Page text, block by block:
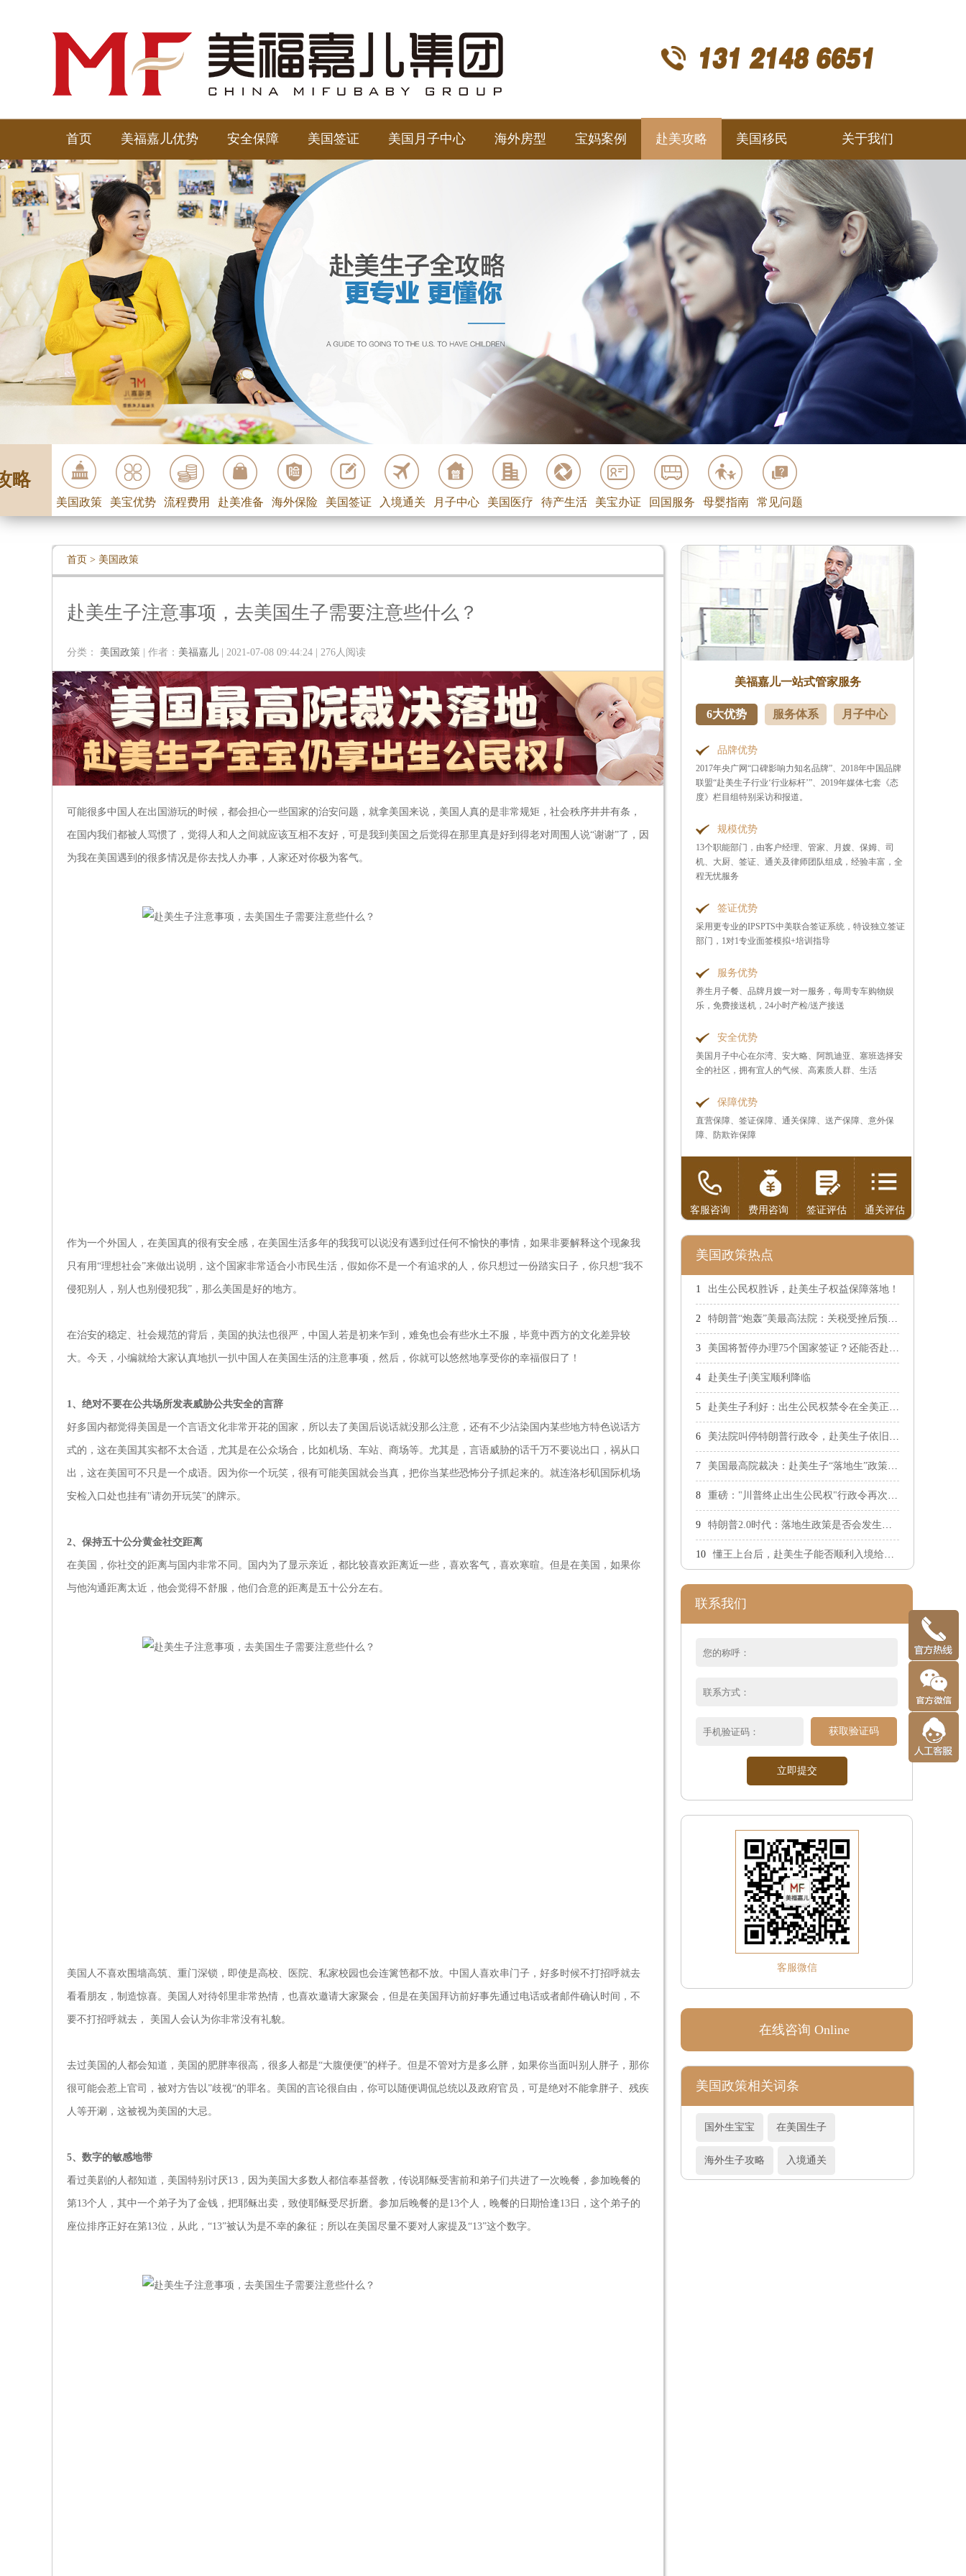
首页 美福嘉儿优势 安全保障 美国签证 美国月子中心 海外房型 宝妈案例 赴美攻略 美国移民 关于我们
略
美国政策 美宝优势 流程费用 赴美准备 海外保险 美国签证 入境通关 月子中心 美国医疗 待产生活 美宝办证 回国服务 母婴指南 常见问题
首页 > 美国政策
赴美生子注意事项，去美国生子需要注意些什么？
分类： 美国政策 | 作者： 美福嘉儿 | 2021-07-08 09:44:24 | 276人阅读
可能很多中国人在出国游玩的时候，都会担心一些国家的治安问题，就拿美国来说，美国人真的是非常规矩，社会秩序井井有条，
在国内我们都被人骂惯了，觉得人和人之间就应该互相不友好，可是我到美国之后觉得在那里真是好到得老对周围人说“谢谢”了，因
为我在美国遇到的很多情况是你去找人办事，人家还对你极为客气。
作为一个外国人，在美国真的很有安全感，在美国生活多年的我我可以说没有遇到过任何不愉快的事情，如果非要解释这个现象我
只有用“理想社会”来做出说明，这个国家非常适合小市民生活，假如你不是一个有追求的人，你只想过一份踏实日子，你只想“我不
侵犯别人，别人也别侵犯我”，那么美国是好的地方。
在治安的稳定、社会规范的背后，美国的执法也很严，中国人若是初来乍到，难免也会有些水土不服，毕竟中西方的文化差异较
大。今天，小编就给大家认真地扒一扒中国人在美国生活的注意事项，然后，你就可以悠然地享受你的幸福假日了！
1、绝对不要在公共场所发表威胁公共安全的言辞
好多国内都觉得美国是一个言语文化非常开花的国家，所以去了美国后说话就没那么注意，还有不少沾染国内某些地方特色说话方
式的，这在美国其实都不太合适，尤其是在公众场合，比如机场、车站、商场等。尤其是，言语威胁的话千万不要说出口，祸从口
出，这在美国可不只是一个成语。因为你一个玩笑，很有可能美国就会当真，把你当某些恐怖分子抓起来的。就连洛杉矶国际机场
安检入口处也挂有"请勿开玩笑"的牌示。
2、保持五十公分黄金社交距离
在美国，你社交的距离与国内非常不同。国内为了显示亲近，都比较喜欢距离近一些，喜欢客气，喜欢寒暄。但是在美国，如果你
与他沟通距离太近，他会觉得不舒服，他们合意的距离是五十公分左右。
美国人不喜欢围墙高筑、重门深锁，即使是高校、医院、私家校园也会连篱笆都不放。中国人喜欢串门子，好多时候不打招呼就去
看看朋友，制造惊喜。美国人对待邻里非常热情，也喜欢邀请大家聚会，但是在美国拜访前好事先通过电话或者邮件确认时间，不
要不打招呼就去， 美国人会认为你非常没有礼貌。
去过美国的人都会知道，美国的肥胖率很高，很多人都是“大腹便便”的样子。但是不管对方是多么胖，如果你当面叫别人胖子，那你
很可能会惹上官司，被对方告以”歧视“的罪名。美国的言论很自由，你可以随便调侃总统以及政府官员，可是绝对不能拿胖子、残疾
人等开涮，这被视为美国的大忌。
5、数字的敏感地带
看过美剧的人都知道，美国特别讨厌13，因为美国大多数人都信奉基督教，传说耶稣受害前和弟子们共进了一次晚餐，参加晚餐的
第13个人，其中一个弟子为了金钱，把耶稣出卖，致使耶稣受尽折磨。参加后晚餐的是13个人，晚餐的日期恰逢13日，这个弟子的
座位排序正好在第13位，从此，“13”被认为是不幸的象征；所以在美国尽量不要对人家提及“13”这个数字。
美福嘉儿一站式管家服务
6大优势 服务体系 月子中心
品牌优势
2017年央广网“口碑影响力知名品牌”、2018年中国品牌
联盟“赴美生子行业‘行业标杆’”、2019年媒体七套《态
度》栏目组特别采访和报道。
规模优势
13个职能部门，由客户经理、管家、月嫂、保姆、司
机、大厨、签证、通关及律师团队组成，经验丰富，全
程无忧服务
签证优势
采用更专业的IPSPTS中美联合签证系统，特设独立签证
部门，1对1专业面签模拟+培训指导
服务优势
养生月子餐、品牌月嫂一对一服务，每周专车购物娱
乐，免费接送机，24小时产检/送产接送
安全优势
美国月子中心在尔湾、安大略、阿凯迪亚、塞班选择安
全的社区，拥有宜人的气候、高素质人群、生活
保障优势
直营保障、签证保障、通关保障、送产保障、意外保
障、防欺诈保障
客服咨询 费用咨询 签证评估 通关评估
美国政策热点
出生公民权胜诉，赴美生子权益保障落地！
特朗普“炮轰”美最高法院：关税受挫后预测出生公民权案裁决
美国将暂停办理75个国家签证？还能否赴美生子？
赴美生子|美宝顺利降临
赴美生子利好：出生公民权禁令在全美正式生效
美法院叫停特朗普行政令，赴美生子依旧落地国籍
美国最高院裁决：赴美生子“落地生”政策仍生效！
重磅："川普终止出生公民权"行政令再次被阻止！
特朗普2.0时代：落地生政策是否会发生改变？
懂王上台后，赴美生子能否顺利入境给孩子美籍
联系我们
获取验证码
客服微信
在线咨询 Online
美国政策相关词条
国外生宝宝 在美国生子
海外生子攻略 入境通关